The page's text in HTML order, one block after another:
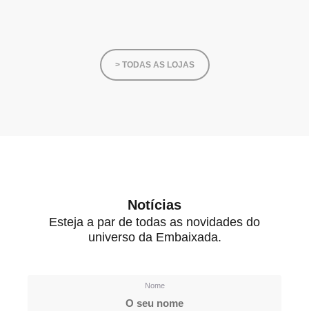
> TODAS AS LOJAS
Notícias
Esteja a par de todas as novidades do
universo da Embaixada.
Nome